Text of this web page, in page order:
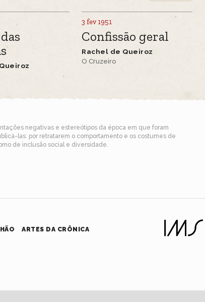
3 fev 1951
Confissão geral
Rachel de Queiroz
O Cruzeiro
negativas e estereótipos da época em que foram
las: por retratarem o comportamento e os costumes de
de inclusão social e diversidade.
ARTES DA CRÔNICA